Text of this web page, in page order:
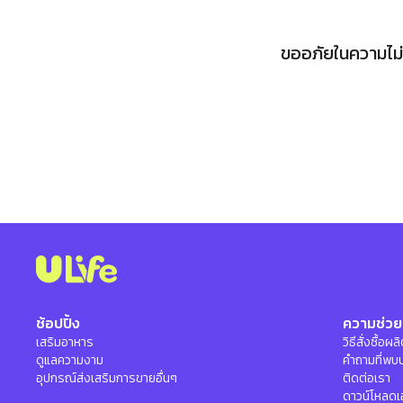
ขออภัยในความ
ช้อปปิ้ง
เสริมอาหาร
ดูแลความงาม
อุปกรณ์ส่งเสริมการขายอื่นๆ
ความช่ว
วิธีสั่งซื้อผ
คำถามที่พบ
ติดต่อเรา
ดาวน์โหลด